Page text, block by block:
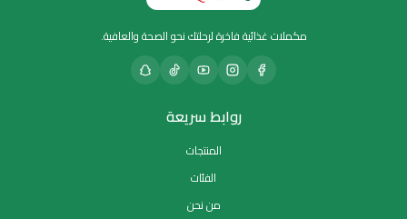
مكملات غذائية فاخرة لرحلتك نحو الصحة والعافية.
روابط سريعة
المنتجات
الفئات
من نحن